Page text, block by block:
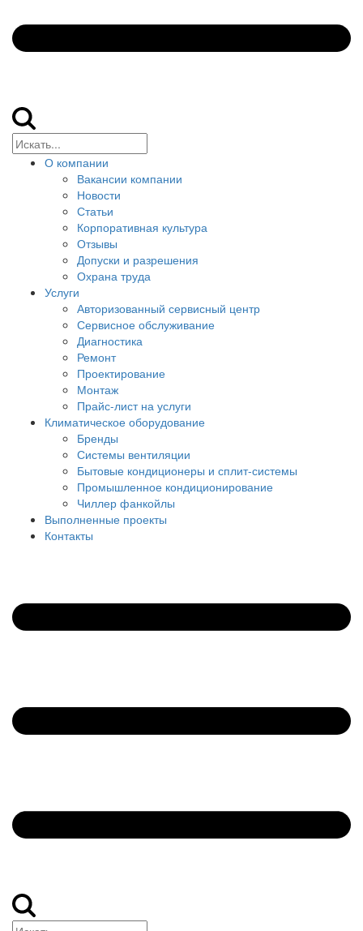
О компании
Вакансии компании
Новости
Статьи
Корпоративная культура
Отзывы
Допуски и разрешения
Охрана труда
Услуги
Авторизованный сервисный центр
Сервисное обслуживание
Диагностика
Ремонт
Проектирование
Монтаж
Прайс-лист на услуги
Климатическое оборудование
Бренды
Системы вентиляции
Бытовые кондиционеры и сплит-системы
Промышленное кондиционирование
Чиллер фанкойлы
Выполненные проекты
Контакты